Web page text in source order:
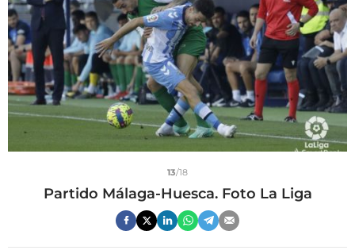
13/18
Partido Málaga-Huesca. Foto La Liga